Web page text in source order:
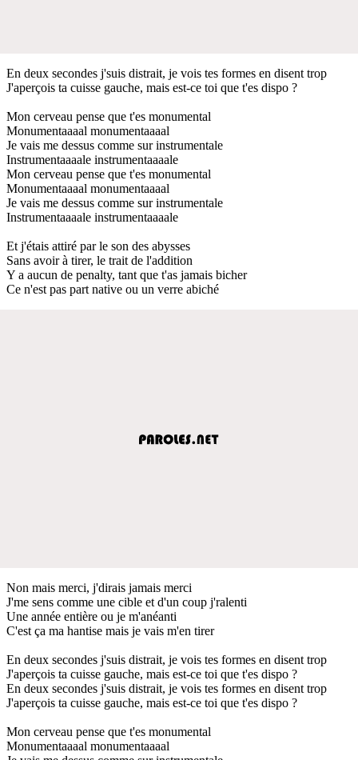
En deux secondes j'suis distrait, je vois tes formes en disent trop
J'aperçois ta cuisse gauche, mais est-ce toi que t'es dispo ?
Mon cerveau pense que t'es monumental
Monumentaaaal monumentaaaal
Je vais me dessus comme sur instrumentale
Instrumentaaaale instrumentaaaale
Mon cerveau pense que t'es monumental
Monumentaaaal monumentaaaal
Je vais me dessus comme sur instrumentale
Instrumentaaaale instrumentaaaale
Et j'étais attiré par le son des abysses
Sans avoir à tirer, le trait de l'addition
Y a aucun de penalty, tant que t'as jamais bicher
Ce n'est pas part native ou un verre abiché
Non mais merci, j'dirais jamais merci
J'me sens comme une cible et d'un coup j'ralenti
Une année entière ou je m'anéanti
C'est ça ma hantise mais je vais m'en tirer
En deux secondes j'suis distrait, je vois tes formes en disent trop
J'aperçois ta cuisse gauche, mais est-ce toi que t'es dispo ?
En deux secondes j'suis distrait, je vois tes formes en disent trop
J'aperçois ta cuisse gauche, mais est-ce toi que t'es dispo ?
Mon cerveau pense que t'es monumental
Monumentaaaal monumentaaaal